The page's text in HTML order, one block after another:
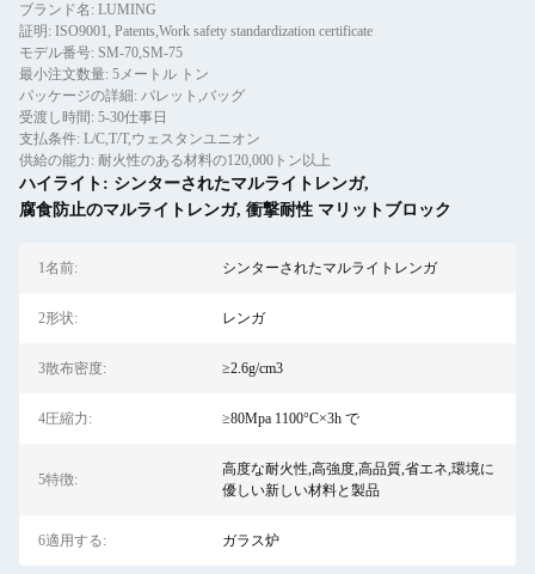
ブランド名: LUMING
証明: ISO9001, Patents,Work safety standardization certificate
モデル番号: SM-70,SM-75
最小注文数量: 5メートル トン
パッケージの詳細: パレット,バッグ
受渡し時間: 5-30仕事日
支払条件: L/C,T/T,ウェスタンユニオン
供給の能力: 耐火性のある材料の120,000トン以上
ハイライト: シンターされたマルライトレンガ,
腐食防止のマルライトレンガ, 衝撃耐性 マリットブロック
1名前: シンターされたマルライトレンガ
2形状: レンガ
3散布密度: ≥2.6g/cm3
4圧縮力: ≥80Mpa 1100°C×3h で
5特徴:
高度な耐火性,高強度,高品質,省エネ,環境に
優しい新しい材料と製品
6適用する: ガラス炉